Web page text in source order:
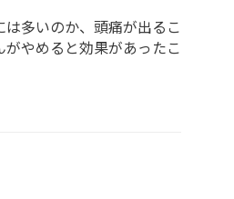
多いのか、頭痛が出るこ
やめると効果があったこ